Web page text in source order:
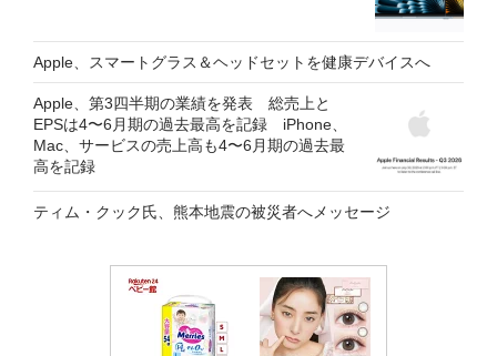
Apple、スマートグラス＆ヘッドセットを健康デバイスへ
Apple、第3四半期の業績を発表 総売上と
EPSは4〜6月期の過去最高を記録 iPhone、
Mac、サービスの売上高も4〜6月期の過去最
高を記録
ティム・クック氏、熊本地震の被災者へメッセージ